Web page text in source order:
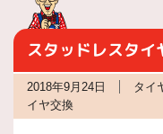
スタッドレスタイ
2018年9月24日
タイ
イヤ交換